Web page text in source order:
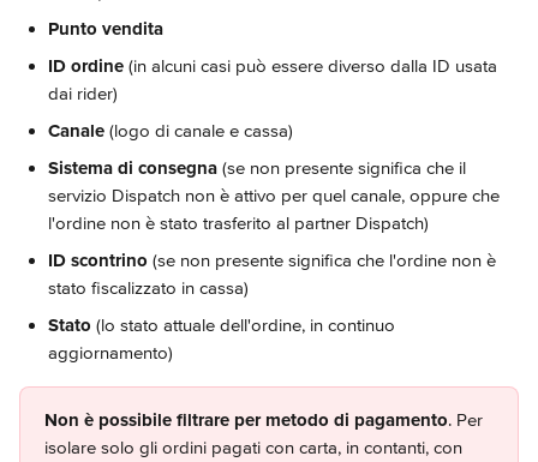
Punto vendita
ID ordine (in alcuni casi può essere diverso dalla ID usata
dai rider)
Canale (logo di canale e cassa)
Sistema di consegna (se non presente significa che il
servizio Dispatch non è attivo per quel canale, oppure che
l'ordine non è stato trasferito al partner Dispatch)
ID scontrino (se non presente significa che l'ordine non è
stato fiscalizzato in cassa)
Stato (lo stato attuale dell'ordine, in continuo
aggiornamento)
Non è possibile filtrare per metodo di pagamento. Per
isolare solo gli ordini pagati con carta, in contanti, con